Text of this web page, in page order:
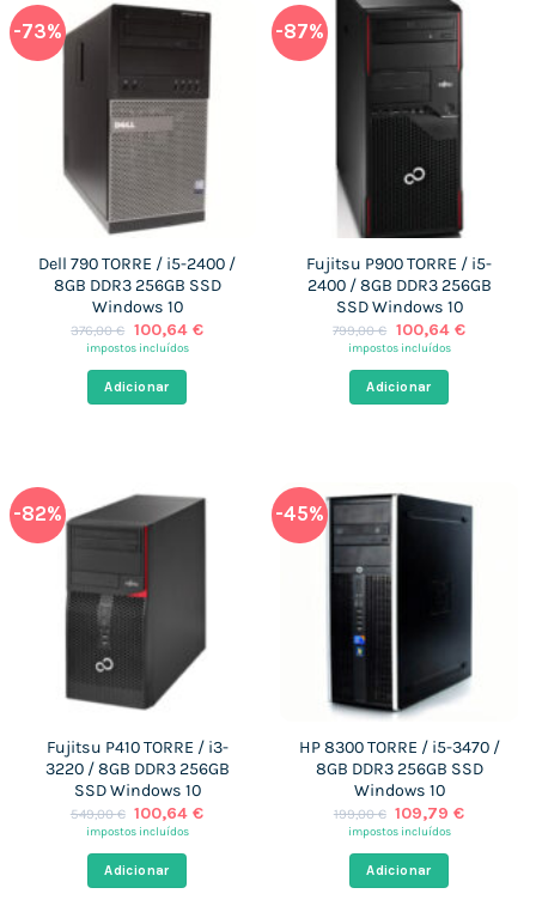
-73%
Dell 790 TORRE / i5-2400 /
8GB DDR3 256GB SSD
Windows 10
376,00€ O
preço
era:
376,00 €.
100,64 €O
impostos incluídos
Adicionar
-87%
Fujitsu P900 TORRE / i5-
2400 / 8GB DDR3 256GB
SSD Windows 10
799,00€ O
preço
era:
799,00 €.
100,64 €O
impostos incluídos
Adicionar
-82%
Fujitsu P410 TORRE / i3-
3220 / 8GB DDR3 256GB
SSD Windows 10
549,00€ O
preço
era:
549,00 €.
100,64€O
impostos incluídos
Adicionar
-45%
HP 8300 TORRE / i5-3470 /
8GB DDR3 256GB SSD
Windows 10
199,00€ O
preço
era:
199,00 €.
109,79€O
impostos incluídos
Adicionar